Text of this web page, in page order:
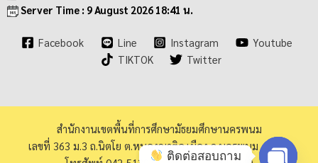
Server Time : 9 August 2026 18:41 น.
Facebook Line Instagram
Youtube
TIKTOK
Twitter
สำนักงานเขตพื้นที่การศึกษามัธยมศึกษานครพนม
เลขที่ 363 ม.3 ถ.นิตโย ต.หนองญาติอ.เมือง จ.นครพนม 48000
ติดต่อสอบถาม